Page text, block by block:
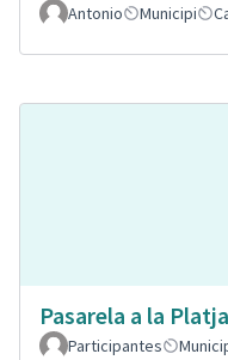
Antonio Municipi
Pasarela a la Platja
Participantes